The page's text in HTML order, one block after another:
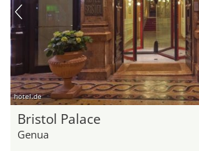
hotel.de
Bristol Palace
Genua